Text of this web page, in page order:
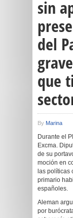
sin
del
que
By Marina
Durante el
Excma.
de su
moción en
las políticas
primario
españoles.
Aleman
por